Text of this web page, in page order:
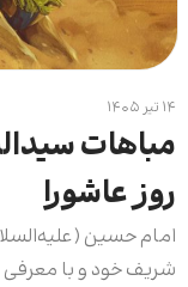
۱۴ تیر ۱۴۰۵
مباهات
روز عاشورا
امام حسین
شریف خود و با معرفی